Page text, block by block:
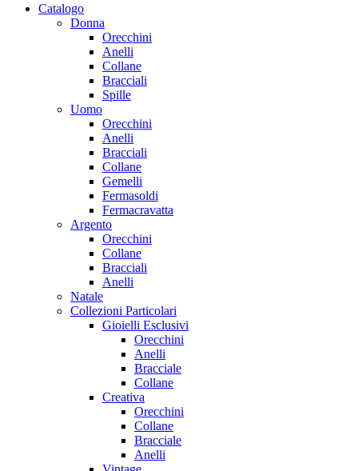
Catalogo
Donna
Orecchini
Anelli
Collane
Bracciali
Spille
Uomo
Orecchini
Anelli
Bracciali
Collane
Gemelli
Fermasoldi
Fermacravatta
Argento
Orecchini
Collane
Bracciali
Anelli
Natale
Collezioni Particolari
Gioielli Esclusivi
Orecchini
Anelli
Bracciale
Collane
Creativa
Orecchini
Collane
Bracciale
Anelli